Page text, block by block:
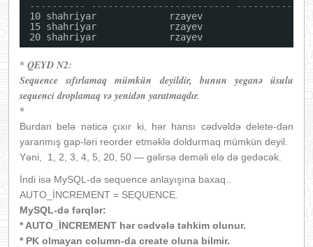
---------- -------------------------
10 shahriyar             rzayev
15 shahriyar             rzayev
20 shahriyar             rzayev
* QEYD N2:
Sequence sıfırlamaq mümkün deyildir, bunun yeganə üsulu
sequenci droplamaq və yenidən yaratmaqdır.
*
Burdan belə nəticə çıxır ki, hər hansı cədvəldə delete-dən
yaranmış gap-ləri reorder etməklə doldurmaq mümkün deyil.
Yəni, 1, 2, 3, 4, 5, 20, 50 — gəlirsə deməli elə də gedəcək.
İndi isə MySQL-də sequence anlayışına baxaq..
AUTO_İNCREMENT = SEQUENCE.
MySQL-də fərqlər:
* AUTO_İNCREMENT hər cədvələ təhkim olunur.
* PK olmayan column-da create oluna bilmir.